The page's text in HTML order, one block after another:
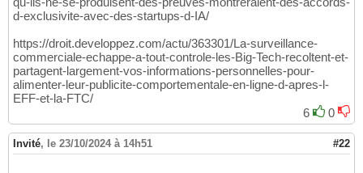
d-exclusivite-avec-des-startups-d-IA/
https://droit.developpez.com/actu/363301/La-surveillance-
commerciale-echappe-a-tout-controle-les-Big-Tech-recoltent-et-
partagent-largement-vos-informations-personnelles-pour-
alimenter-leur-publicite-comportementale-en-ligne-d-apres-l-
EFF-et-la-FTC/
6
0
Invité, le 23/10/2024 à 14h51 #22